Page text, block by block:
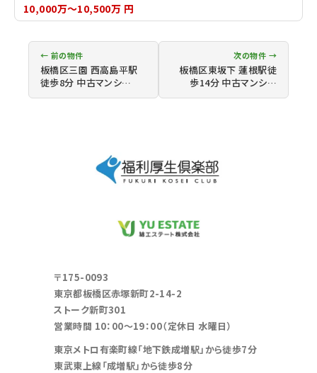
10,000万～10,500万 円
← 前の物件
板橋区三園 西高島平駅
徒歩8分 中古マンシ…
次の物件 →
板橋区東坂下 蓮根駅徒
歩14分 中古マンシ…
〒175-0093
東京都板橋区赤塚新町2-14-2
ストーク新町301
営業時間 10：00～19：00（定休日 水曜日）
東京メトロ有楽町線「地下鉄成増駅」から徒歩7分
東武東上線「成増駅」から徒歩8分